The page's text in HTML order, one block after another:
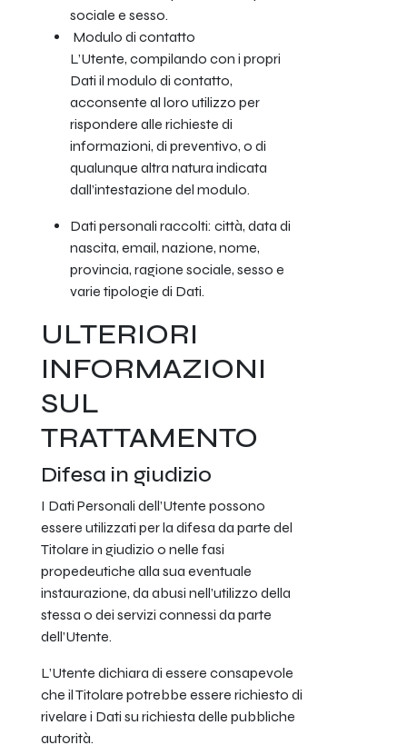
sociale e sesso.
Modulo di contatto
L’Utente, compilando con i propri
Dati il modulo di contatto,
acconsente al loro utilizzo per
rispondere alle richieste di
informazioni, di preventivo, o di
qualunque altra natura indicata
dall’intestazione del modulo.
Dati personali raccolti: città, data di
nascita, email, nazione, nome,
provincia, ragione sociale, sesso e
varie tipologie di Dati.
ULTERIORI
INFORMAZIONI
SUL
TRATTAMENTO
Difesa in giudizio
I Dati Personali dell’Utente possono
essere utilizzati per la difesa da parte del
Titolare in giudizio o nelle fasi
propedeutiche alla sua eventuale
instaurazione, da abusi nell’utilizzo della
stessa o dei servizi connessi da parte
dell’Utente.
L’Utente dichiara di essere consapevole
che il Titolare potrebbe essere richiesto di
rivelare i Dati su richiesta delle pubbliche
autorità.